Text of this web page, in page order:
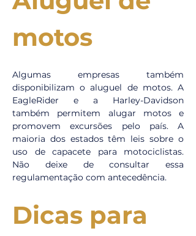
motos
Algumas empresas também
disponibilizam o aluguel de motos. A
EagleRider e a Harley-Davidson
também permitem alugar motos e
promovem excursões pelo país. A
maioria dos estados têm leis sobre o
uso de capacete para motociclistas.
Não deixe de consultar essa
regulamentação com antecedência.
Dicas para